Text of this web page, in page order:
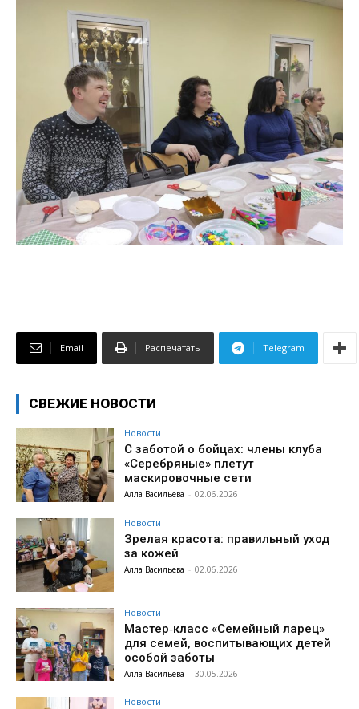
Email Распечатать Telegram
СВЕЖИЕ НОВОСТИ
Новости
С заботой о бойцах: члены клуба
«Серебряные» плетут
маскировочные сети
Алла Васильева - 02.06.2026
Новости
Зрелая красота: правильный уход
за кожей
Алла Васильева - 02.06.2026
Новости
Мастер‑класс «Семейный ларец»
для семей, воспитывающих детей
особой заботы
Алла Васильева - 30.05.2026
Новости